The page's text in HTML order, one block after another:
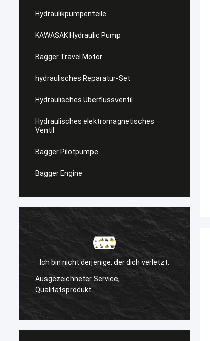
Hydraulikpumpenteile
KAWASAK Hydraulic Pump
Bagger Travel Motor
hydraulisches Reparatur-Set
Hydraulisches Überflussventil
Hydraulisches elektromagnetisches
Ventil
Bagger Pilotpumpe
Bagger Engine
Ich bin nicht derjenige, der dich verletzt.
Ausgezeichneter Service,
Qualitätsprodukt.